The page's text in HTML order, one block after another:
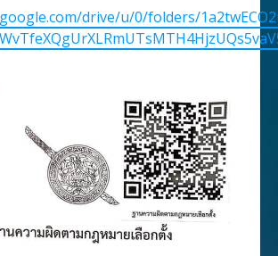
drive/u/0/folders/